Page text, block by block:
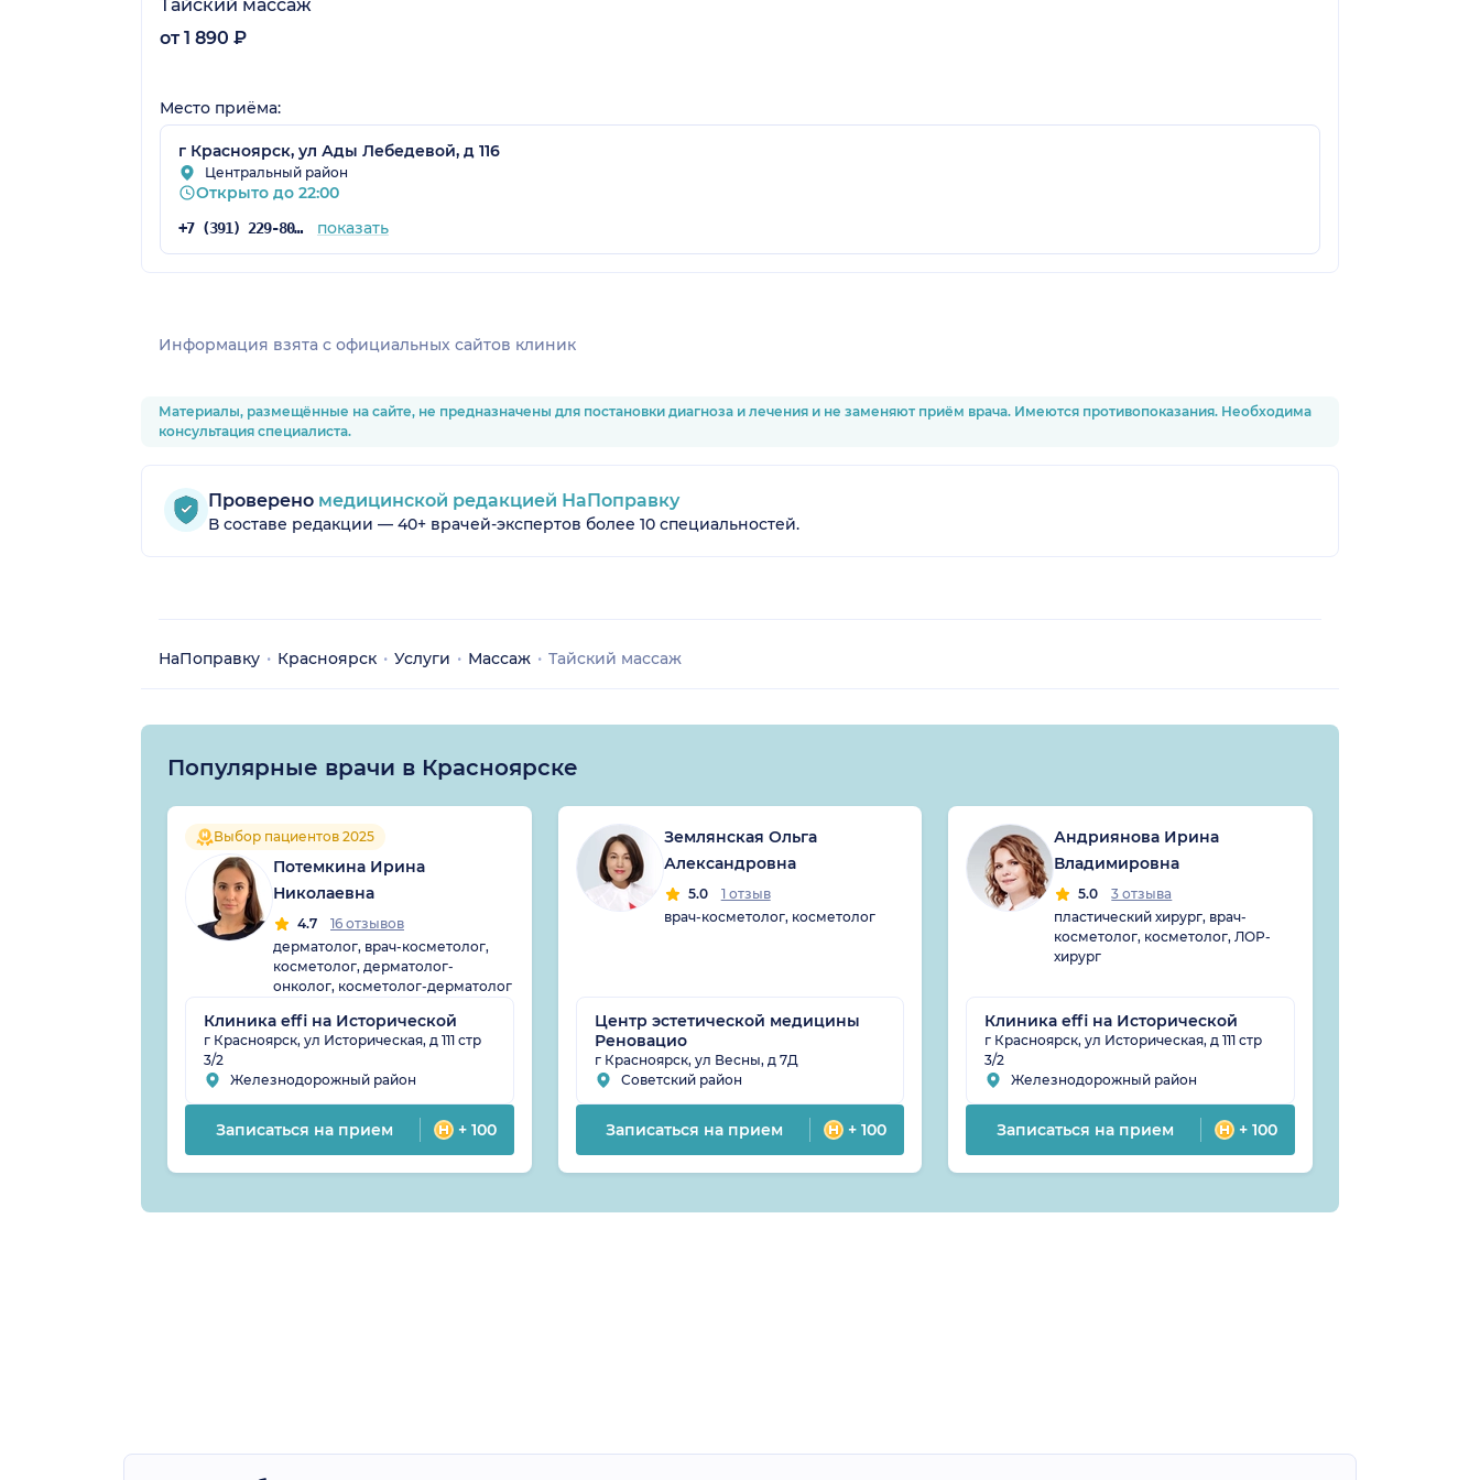
Тайский массаж
от 1 890 ₽
Место приёма:
г Красноярск, ул Ады Лебедевой, д 116
Центральный район
Открыто до 22:00
+7 (391) 229-80-49 показать
Информация взята c официальных сайтов клиник
Материалы, размещённые на сайте, не предназначены для постановки диагноза и лечения и не заменяют приём врача. Имеются противопоказания. Необходима
консультация специалиста.
Проверено медицинской редакцией НаПоправку
В составе редакции — 40+ врачей-экспертов более 10 специальностей.
НаПоправку Красноярск Услуги Массаж Тайский массаж
Популярные врачи в Красноярске
Выбор пациентов 2025
Потемкина Ирина
Николаевна
4.7
16 отзывов
дерматолог, врач-косметолог,
косметолог, дерматолог-
онколог, косметолог-дерматолог
Клиника effi на Исторической
г Красноярск, ул Историческая, д 111 стр
3/2
Железнодорожный район
Записаться на прием + 100
Землянская Ольга
Александровна
5.0
1 отзыв
врач-косметолог, косметолог
Центр эстетической медицины
Реновацио
г Красноярск, ул Весны, д 7Д
Советский район
Записаться на прием + 100
Андриянова Ирина
Владимировна
5.0
3 отзыва
пластический хирург, врач-
косметолог, косметолог, ЛОР-
хирург
Клиника effi на Исторической
г Красноярск, ул Историческая, д 111 стр
3/2
Железнодорожный район
Записаться на прием + 100